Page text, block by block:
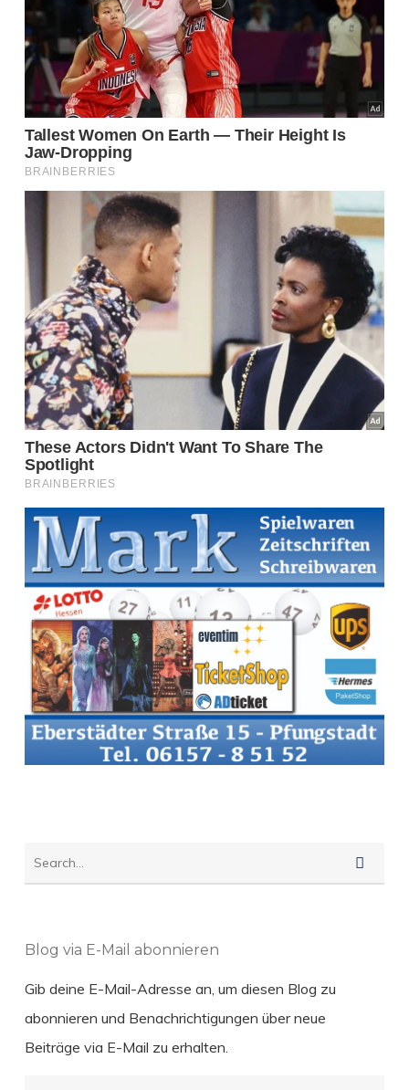
Blog via E-Mail abonnieren
Gib deine E-Mail-Adresse an, um diesen Blog zu
abonnieren und Benachrichtigungen über neue
Beiträge via E-Mail zu erhalten.